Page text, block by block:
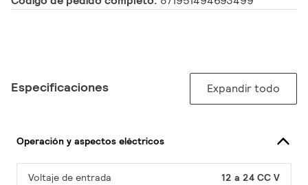
Especificaciones Expandir todo
Operación y aspectos eléctricos
Voltaje de entrada 12 a 24 CC V